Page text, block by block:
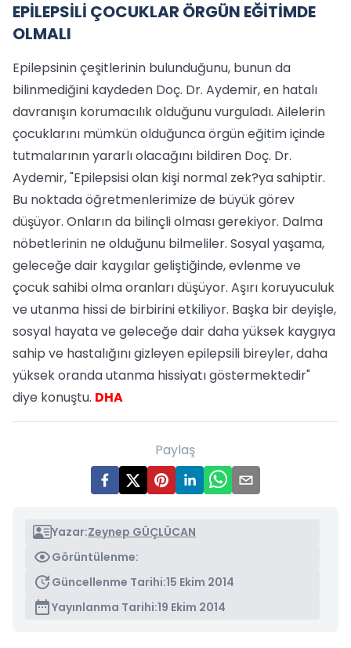
EPİLEPSİLİ ÇOCUKLAR ÖRGÜN EĞİTİMDE
OLMALI
Epilepsinin çeşitlerinin bulunduğunu, bunun da
bilinmediğini kaydeden Doç. Dr. Aydemir, en hatalı
davranışın korumacılık olduğunu vurguladı. Ailelerin
çocuklarını mümkün olduğunca örgün eğitim içinde
tutmalarının yararlı olacağını bildiren Doç. Dr.
Aydemir, "Epilepsisi olan kişi normal zek?ya sahiptir.
Bu noktada öğretmenlerimize de büyük görev
düşüyor. Onların da bilinçli olması gerekiyor. Dalma
nöbetlerinin ne olduğunu bilmeliler. Sosyal yaşama,
geleceğe dair kaygılar geliştiğinde, evlenme ve
çocuk sahibi olma oranları düşüyor. Aşırı koruyuculuk
ve utanma hissi de birbirini etkiliyor. Başka bir deyişle,
sosyal hayata ve geleceğe dair daha yüksek kaygıya
sahip ve hastalığını gizleyen epilepsili bireyler, daha
yüksek oranda utanma hissiyatı göstermektedir"
diye konuştu. DHA
Paylaş
Yazar:Zeynep GÜÇLÜCAN
Görüntülenme:
Güncellenme Tarihi:15 Ekim 2014
Yayınlanma Tarihi:19 Ekim 2014